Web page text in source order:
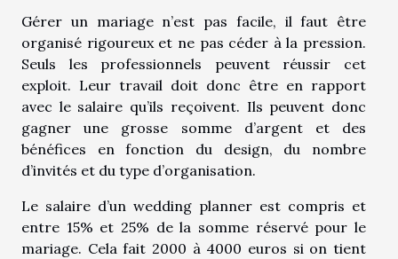
Gérer un mariage n’est pas facile, il faut être
organisé rigoureux et ne pas céder à la pression.
Seuls les professionnels peuvent réussir cet
exploit. Leur travail doit donc être en rapport
avec le salaire qu’ils reçoivent. Ils peuvent donc
gagner une grosse somme d’argent et des
bénéfices en fonction du design, du nombre
d’invités et du type d’organisation.
Le salaire d’un wedding planner est compris et
entre 15% et 25% de la somme réservé pour le
mariage. Cela fait 2000 à 4000 euros si on tient